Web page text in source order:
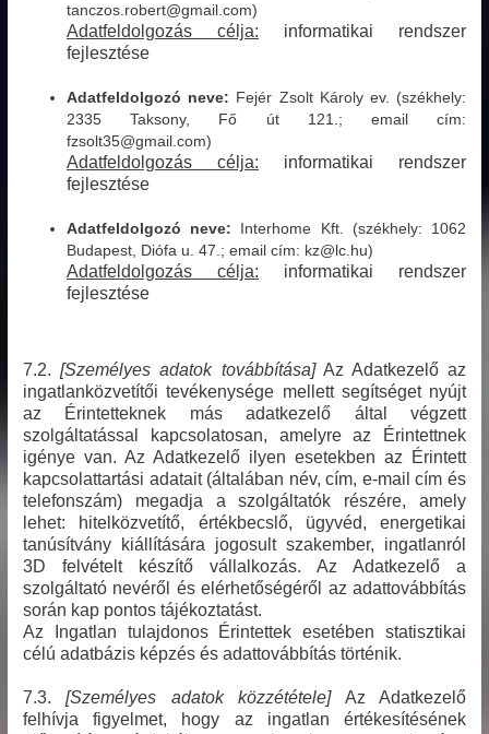
tanczos.robert@gmail.com)
Adatfeldolgozás célja: informatikai rendszer
fejlesztése
Adatfeldolgozó neve: Fejér Zsolt Károly ev. (székhely:
2335 Taksony, Fő út 121.; email cím:
fzsolt35@gmail.com)
Adatfeldolgozás célja: informatikai rendszer
fejlesztése
Adatfeldolgozó neve: Interhome Kft. (székhely: 1062
Budapest, Diófa u. 47.; email cím: kz@lc.hu)
Adatfeldolgozás célja: informatikai rendszer
fejlesztése
7.2.[Személyes adatok továbbítása]Az Adatkezelő az
ingatlanközvetítői tevékenysége mellett segítséget nyújt
az Érintetteknek más adatkezelő által végzett
szolgáltatással kapcsolatosan, amelyre az Érintettnek
igénye van. Az Adatkezelő ilyen esetekben az Érintett
kapcsolattartási adatait (általában név, cím, e-mail cím és
telefonszám) megadja a szolgáltatók részére, amely
lehet: hitelközvetítő, értékbecslő, ügyvéd, energetikai
tanúsítvány kiállítására jogosult szakember, ingatlanról
3D felvételt készítő vállalkozás. Az Adatkezelő a
szolgáltató nevéről és elérhetőségéről az adattovábbítás
során kap pontos tájékoztatást.
Az Ingatlan tulajdonos Érintettek esetében statisztikai
célú adatbázis képzés és adattovábbítás történik.
7.3.[Személyes adatok közzététele]Az Adatkezelő
felhívja figyelmet, hogy az ingatlan értékesítésének